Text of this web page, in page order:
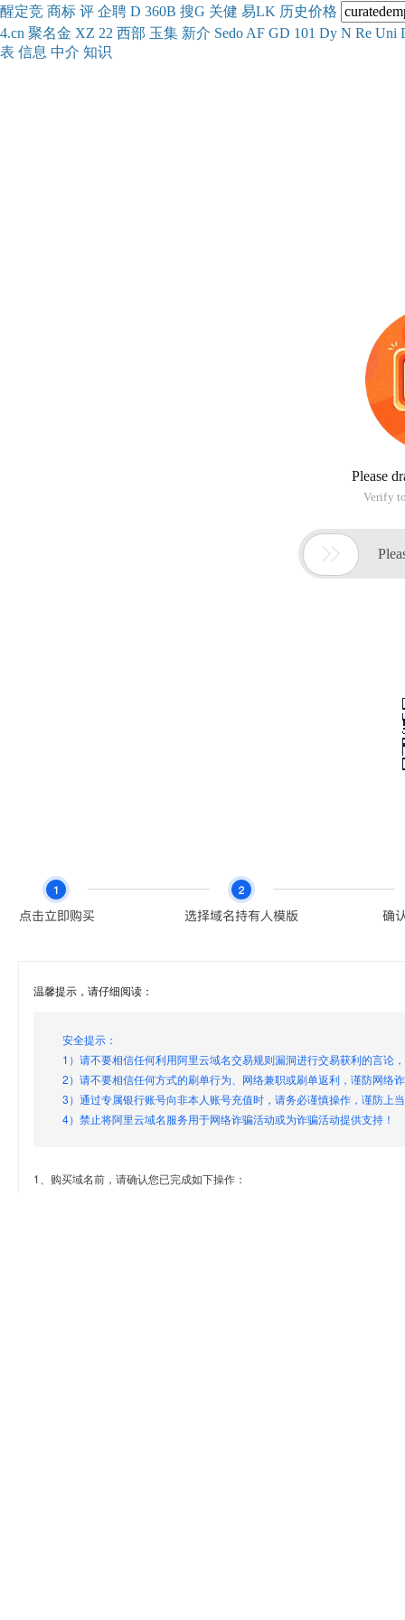
醒定竞 商标 评 企聘 D 360B 搜G 关健 易LK 历史价格
4.cn 聚名金 XZ 22 西部 玉集 新介 Sedo AF GD 101 Dy N Re Uni
表 信息 中介 知识